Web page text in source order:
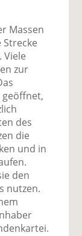
Massen
Viele
zur
geöffnet,
des
die
und in
den
nutzen.